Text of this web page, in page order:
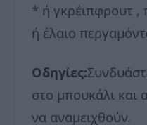
* ή γκρέιπφρουτ ,
ή έλαιο
Οδηγίες:
στο μπουκάλι και
να αναμειχθούν.